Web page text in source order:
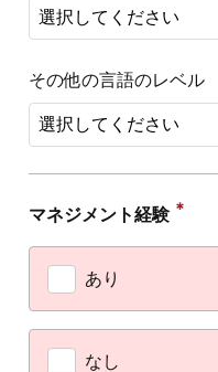
その他の言語のレベル
マネジメント経験
あり
なし